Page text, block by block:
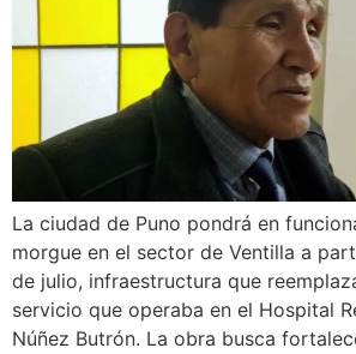
La ciudad de Puno pondrá en
morgue en el sector de Ventilla a
de julio, infraestructura que
servicio que operaba en el Hospital
Núñez Butrón. La obra busca